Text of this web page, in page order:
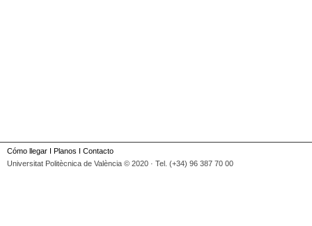
Cómo llegar I Planos I Contacto
Universitat Politècnica de València © 2020 · Tel. (+34) 96 387 70 00